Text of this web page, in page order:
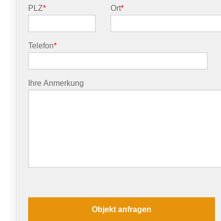
PLZ* Ort*
Telefon*
Ihre Anmerkung